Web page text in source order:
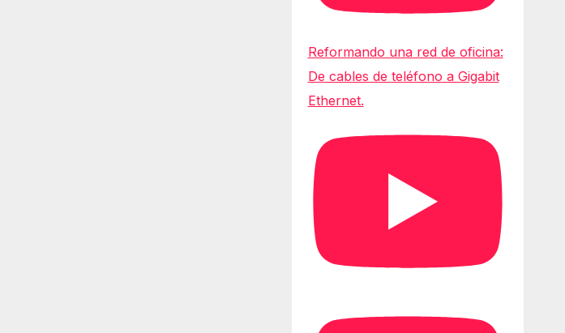
Reformando una red de oficina:
De cables de teléfono a Gigabit
Ethernet.